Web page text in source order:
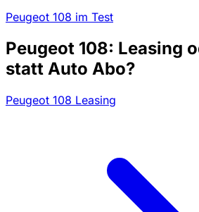
Peugeot 108 im Test
Peugeot 108: Leasing
statt Auto Abo?
Peugeot 108 Leasing